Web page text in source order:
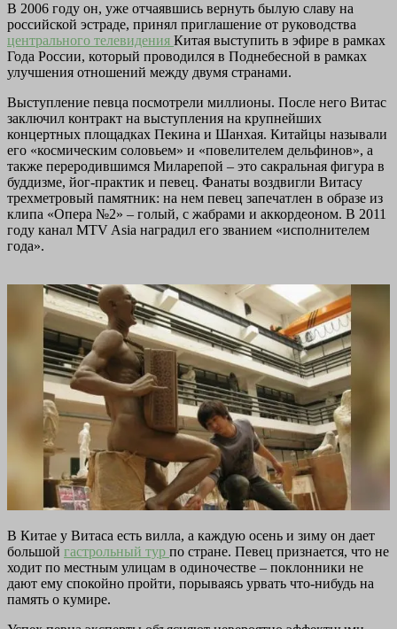
В 2006 году он, уже отчаявшись вернуть былую славу на
российской эстраде, принял приглашение от руководства
центрального телевидения Китая выступить в эфире в рамках
Года России, который проводился в Поднебесной в рамках
улучшения отношений между двумя странами.
Выступление певца посмотрели миллионы. После него Витас
заключил контракт на выступления на крупнейших
концертных площадках Пекина и Шанхая. Китайцы называли
его «космическим соловьем» и «повелителем дельфинов», а
также переродившимся Миларепой – это сакральная фигура в
буддизме, йог-практик и певец. Фанаты воздвигли Витасу
трехметровый памятник: на нем певец запечатлен в образе из
клипа «Опера №2» – голый, с жабрами и аккордеоном. В 2011
году канал MTV Asia наградил его званием «исполнителем
года».
В Китае у Витаса есть вилла, а каждую осень и зиму он дает
большой гастрольный тур по стране. Певец признается, что не
ходит по местным улицам в одиночестве – поклонники не
дают ему спокойно пройти, порываясь урвать что-нибудь на
память о кумире.